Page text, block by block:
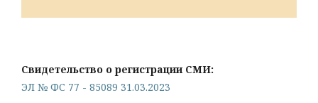
Свидетельство о регистрации СМИ:
ЭЛ № ФС 77 - 85089 31.03.2023